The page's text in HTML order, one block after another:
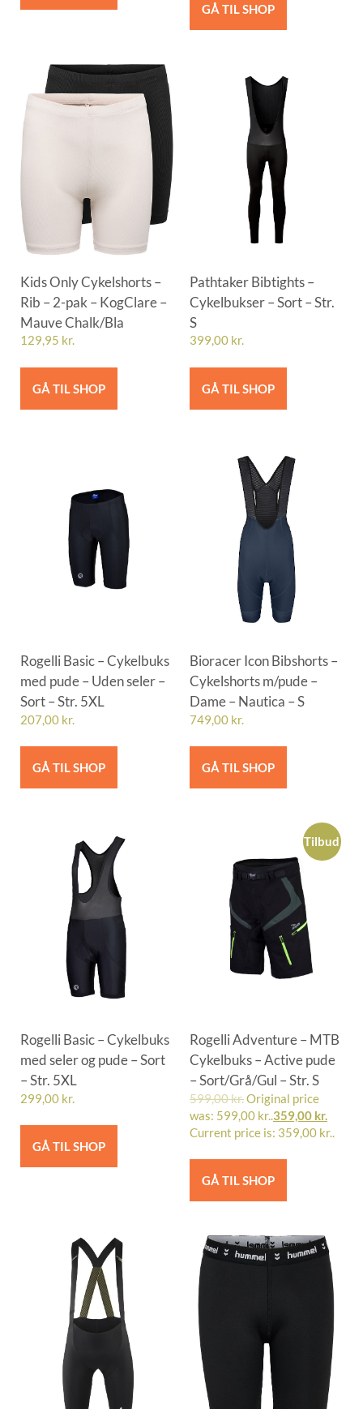
GÅ TIL SHOP
Kids Only Cykelshorts –
Rib – 2-pak – KogClare –
Mauve Chalk/Bla
129,95 kr.
GÅ TIL SHOP
Pathtaker Bibtights –
Cykelbukser – Sort – Str.
S
399,00 kr.
GÅ TIL SHOP
Rogelli Basic – Cykelbuks
med pude – Uden seler –
Sort – Str. 5XL
207,00 kr.
GÅ TIL SHOP
Bioracer Icon Bibshorts –
Cykelshorts m/pude –
Dame – Nautica – S
749,00 kr.
GÅ TIL SHOP
Rogelli Basic – Cykelbuks
med seler og pude – Sort
– Str. 5XL
299,00 kr.
GÅ TIL SHOP
Tilbud
Rogelli Adventure – MTB
Cykelbuks – Active pude
– Sort/Grå/Gul – Str. S
599,00kr.Original price
was: 599,00 kr..359,00 kr.
Current price is: 359,00 kr..
GÅ TIL SHOP